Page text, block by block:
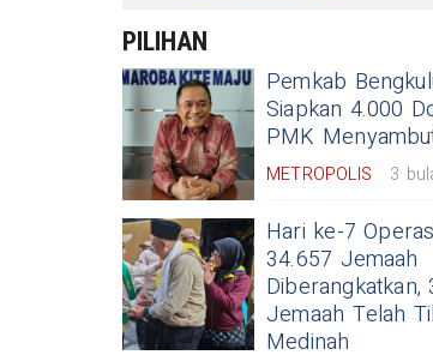
PILIHAN
Pemkab
Siapkan 4.000
PMK
METROPOLIS 3
Hari ke-7
34.657 Jemaah
Diberangkatkan,
Jemaah Telah
Medinah